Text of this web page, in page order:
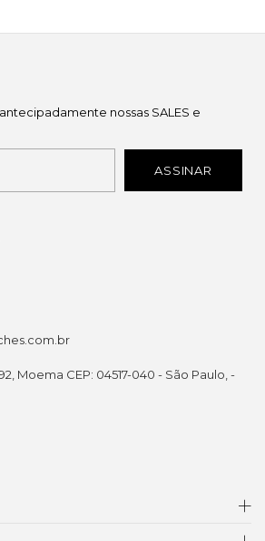
Moema CEP: 04517-040 - São Paulo, -
nossas SALES e